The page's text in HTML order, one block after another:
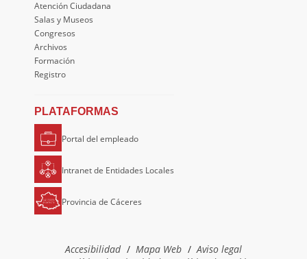
Atención Ciudadana
Salas y Museos
Congresos
Archivos
Formación
Registro
PLATAFORMAS
Portal del empleado
Intranet de Entidades Locales
Provincia de Cáceres
Accesibilidad Mapa Web
Aviso legal